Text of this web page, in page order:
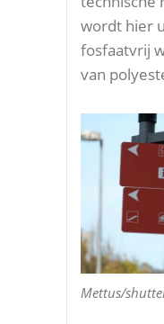
wordt hier
fosfaatvrij
van
Mettus/